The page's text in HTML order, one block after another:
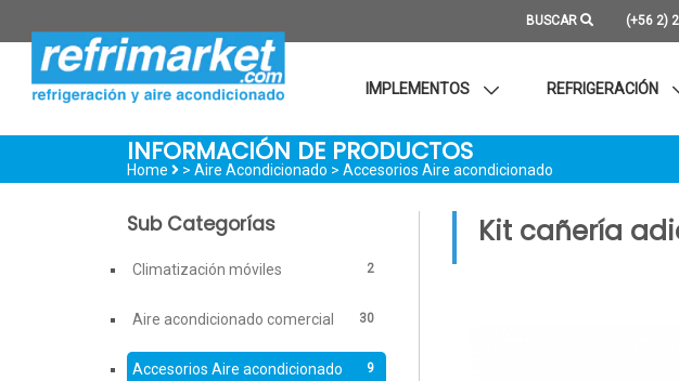
BUSCAR (+56 2)
IMPLEMENTOS REFRIGERACIÓN
INFORMACIÓN DE PRODUCTOS
Home > Aire Acondicionado > Accesorios Aire acondicionado
Kit cañería
Sub Categorías
Climatización móviles 2
Aire acondicionado comercial 30
Accesorios Aire acondicionado 9